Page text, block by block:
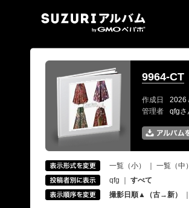
9964-CT
作成日 2026
管理者
qfgさ
一覧（小） 一覧（中）
qfg
すべて
撮影日順▲（古→新）